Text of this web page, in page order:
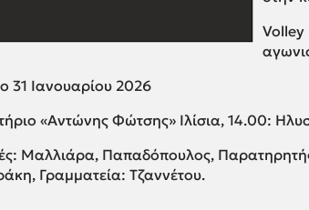
Volley
31 Ιανουαρίου 2026
«Αντώνης Φώτσης» Ιλίσια, 14.00:
Μαλλιάρα, Παπαδόπουλος,
Γραμματεία: Τζαννέτου.